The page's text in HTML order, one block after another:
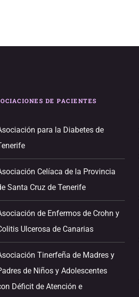
DE PACIENTES
para la Diabetes de
Celíaca de la Provincia
Santa Cruz de Tenerife
de Enfermos de Crohn y
Ulcerosa de Canarias
Tinerfeña de Madres y
de Niños y Adolescentes
Déficit de Atención e